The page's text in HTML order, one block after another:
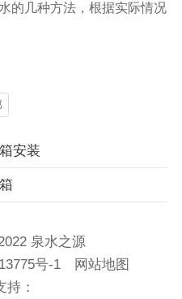
的几种方法，根据实际情况
安装
泉水之源
号-1
网站地图
持：